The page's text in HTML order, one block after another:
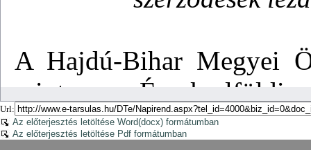
Url:
Az előterjesztés letöltése Word(docx) formátumban
Az előterjesztés letöltése Pdf formátumban